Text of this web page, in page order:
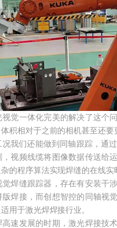
觉一体化完美的解决了这个
积相对于之前的相机甚至还要
我们还能做到同轴跟踪，通
视频线缆将图像数据传送给
的程序算法实现焊缝的在线实
焊缝跟踪器，存在有安装干
版焊接，而创想智控的同轴视
用于激光焊焊接行业。
高速发展的时期，激光焊接技